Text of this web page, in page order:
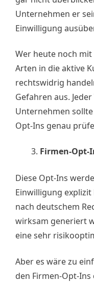
Unternehmen er
Einwilligung
Wer heute noch
Arten in die aktive
rechtswidrig
Gefahren aus.
Unternehmen
Opt-Ins genau
Firmen-Opt-
Diese Opt-Ins
Einwilligung
nach deutschem
wirksam generiert
eine sehr
Aber es wäre zu
den Firmen-Opt-Ins